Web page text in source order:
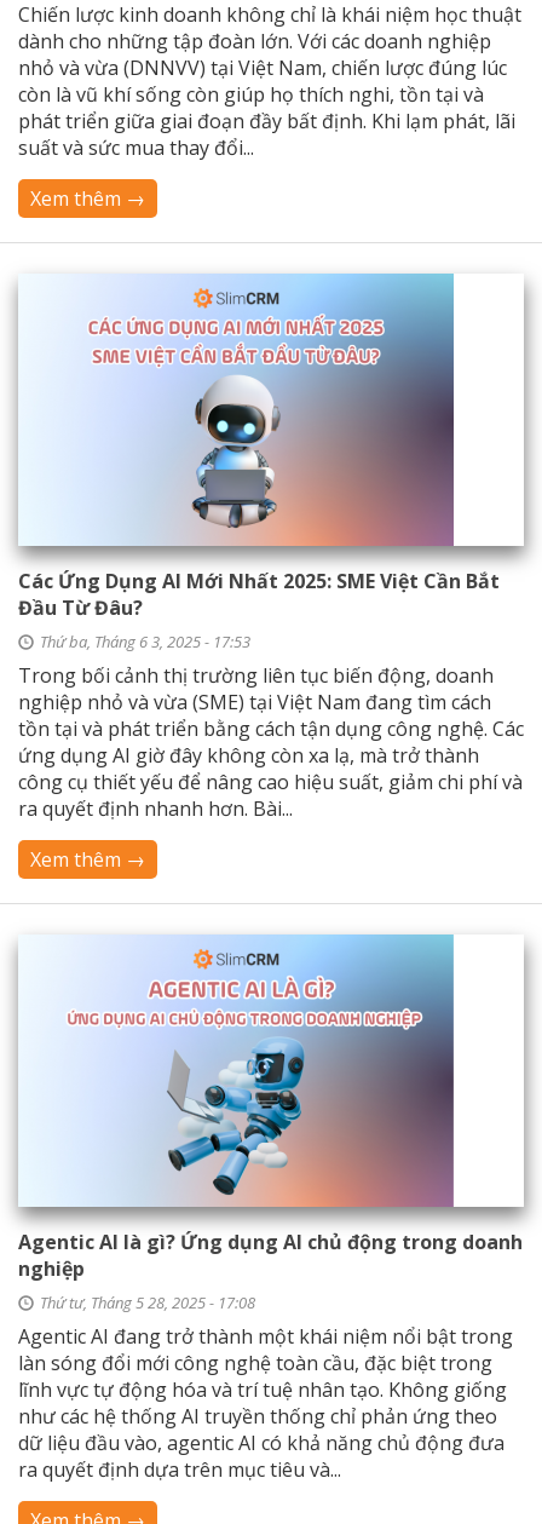
Chiến lược kinh doanh không chỉ là khái niệm học thuật
dành cho những tập đoàn lớn. Với các doanh nghiệp
nhỏ và vừa (DNNVV) tại Việt Nam, chiến lược đúng lúc
còn là vũ khí sống còn giúp họ thích nghi, tồn tại và
phát triển giữa giai đoạn đầy bất định. Khi lạm phát, lãi
suất và sức mua thay đổi...
Xem thêm →
Các Ứng Dụng AI Mới Nhất 2025: SME Việt Cần Bắt
Đầu Từ Đâu?
Thứ ba, Tháng 6 3, 2025 - 17:53
Trong bối cảnh thị trường liên tục biến động, doanh
nghiệp nhỏ và vừa (SME) tại Việt Nam đang tìm cách
tồn tại và phát triển bằng cách tận dụng công nghệ. Các
ứng dụng AI giờ đây không còn xa lạ, mà trở thành
công cụ thiết yếu để nâng cao hiệu suất, giảm chi phí và
ra quyết định nhanh hơn. Bài...
Xem thêm →
Agentic AI là gì? Ứng dụng AI chủ động trong doanh
nghiệp
Thứ tư, Tháng 5 28, 2025 - 17:08
Agentic AI đang trở thành một khái niệm nổi bật trong
làn sóng đổi mới công nghệ toàn cầu, đặc biệt trong
lĩnh vực tự động hóa và trí tuệ nhân tạo. Không giống
như các hệ thống AI truyền thống chỉ phản ứng theo
dữ liệu đầu vào, agentic AI có khả năng chủ động đưa
ra quyết định dựa trên mục tiêu và...